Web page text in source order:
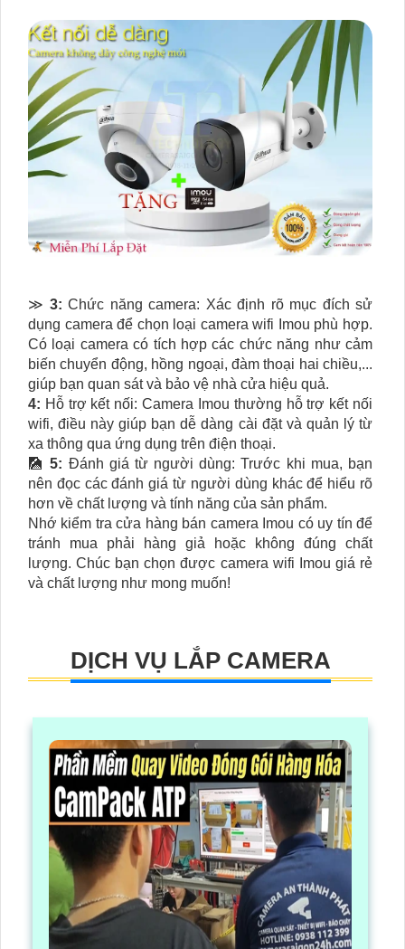
≫ 3: Chức năng camera: Xác định rõ mục đích sử
dụng camera để chọn loại camera wifi Imou phù hợp.
Có loại camera có tích hợp các chức năng như cảm
biến chuyển động, hồng ngoại, đàm thoại hai chiều,...
giúp bạn quan sát và bảo vệ nhà cửa hiệu quả.
4: Hỗ trợ kết nối: Camera Imou thường hỗ trợ kết nối
wifi, điều này giúp bạn dễ dàng cài đặt và quản lý từ
xa thông qua ứng dụng trên điện thoại.
🎑5: Đánh giá từ người dùng: Trước khi mua, bạn
nên đọc các đánh giá từ người dùng khác để hiểu rõ
hơn về chất lượng và tính năng của sản phẩm.
Nhớ kiểm tra cửa hàng bán camera Imou có uy tín để
tránh mua phải hàng giả hoặc không đúng chất
lượng. Chúc bạn chọn được camera wifi Imou giá rẻ
và chất lượng như mong muốn!
DỊCH VỤ LẮP CAMERA